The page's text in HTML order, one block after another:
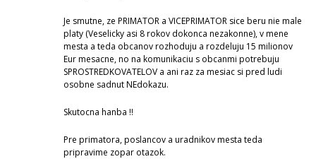
Je smutne, ze PRIMATOR a VICEPRIMATOR sice beru nie male
platy (Veselicky asi 8 rokov dokonca nezakonne), v mene
mesta a teda obcanov rozhoduju a rozdeluju 15 milionov
Eur mesacne, no na komunikaciu s obcanmi potrebuju
SPROSTREDKOVATELOV a ani raz za mesiac si pred ludi
osobne sadnut NEdokazu.
Skutocna hanba !!
Pre primatora, poslancov a uradnikov mesta teda
pripravime zopar otazok.